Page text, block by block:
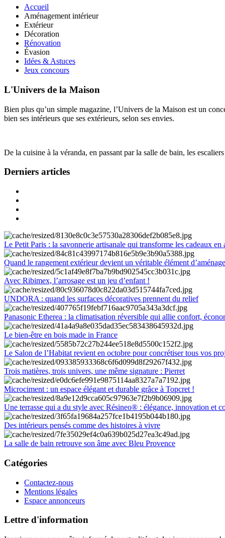
Accueil
Aménagement intérieur
Extérieur
Décoration
Rénovation
Évasion
Idées & Astuces
Jeux concours
L'Univers de la Maison
Bien plus qu’un simple magazine, l’Univers de la Maison est un
bien ses intérieurs que ses extérieurs, selon ses envies.
De la cuisine à la véranda, en passant par la salle de bain, les
Derniers articles
Le Petit Paris : la savonnerie artisanale qui transforme les cadeaux en
Quand le rangement extérieur devient un véritable élément
Avec Ribimex, l’arrosage est un jeu d’enfant !
UNDORA : quand les surfaces décoratives prennent du relief
Panasonic Etherea : la climatisation réversible qui allie confort,
Le bien-être en bois made in France
Le Salon de l’Habitat revient en octobre pour concrétiser tous vos
Trois matières, trois univers, une même signature : Pierret
Microciment : un espace élégant et durable grâce à Topcret !
Une terrasse qui a du style avec Résineo® : élégance, innovation et
Des intérieurs pensés comme des histoires à vivre
La salle de bain retrouve son âme avec Bleu Provence
Catégories
Contactez-nous
Mentions légales
Espace annonceurs
Lettre d'information